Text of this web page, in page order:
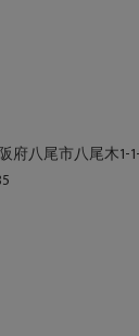
府八尾市八尾木1-